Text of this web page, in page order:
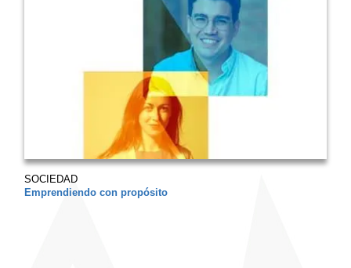
SOCIEDAD
Emprendiendo con propósito